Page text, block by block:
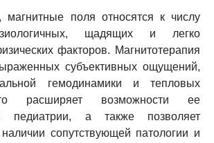
магнитные поля относятся к числу
щадящих и легко
факторов. Магнитотерапия
субъективных ощущений,
гемодинамики и тепловых
расширяет возможности ее
педиатрии, а также позволяет
сопутствующей патологии и